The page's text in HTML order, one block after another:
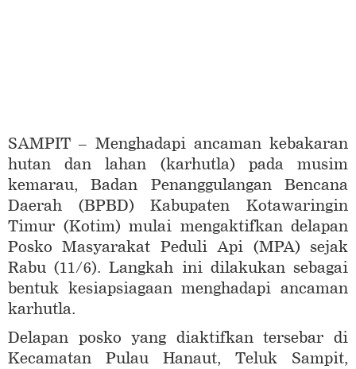
SAMPIT – Menghadapi ancaman kebakaran
hutan dan lahan (karhutla) pada musim
kemarau, Badan Penanggulangan Bencana
Daerah (BPBD) Kabupaten Kotawaringin
Timur (Kotim) mulai mengaktifkan delapan
Posko Masyarakat Peduli Api (MPA) sejak
Rabu (11/6). Langkah ini dilakukan sebagai
bentuk kesiapsiagaan menghadapi ancaman
karhutla.
Delapan posko yang diaktifkan tersebar di
Kecamatan Pulau Hanaut, Teluk Sampit,